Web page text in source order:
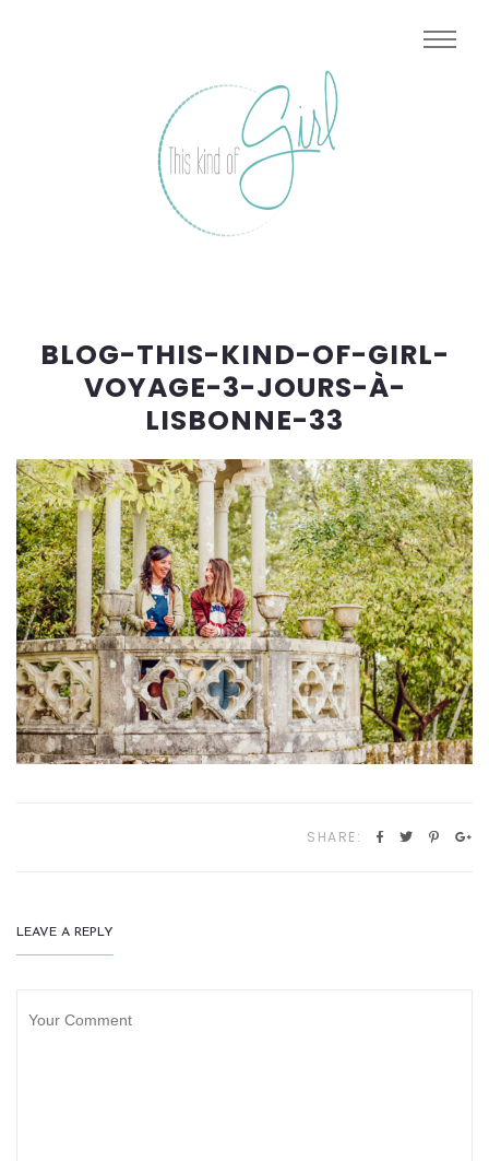
BLOG-THIS-KIND-OF-GIRL-
VOYAGE-3-JOURS-À-
LISBONNE-33
SHARE:
LEAVE A REPLY